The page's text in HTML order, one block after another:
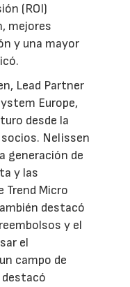
(ROI)
mejores
y una mayor
Lead Partner
Europe,
desde la
Nelissen
generación de
y las
Trend Micro
destacó
y el
el
campo de
destacó